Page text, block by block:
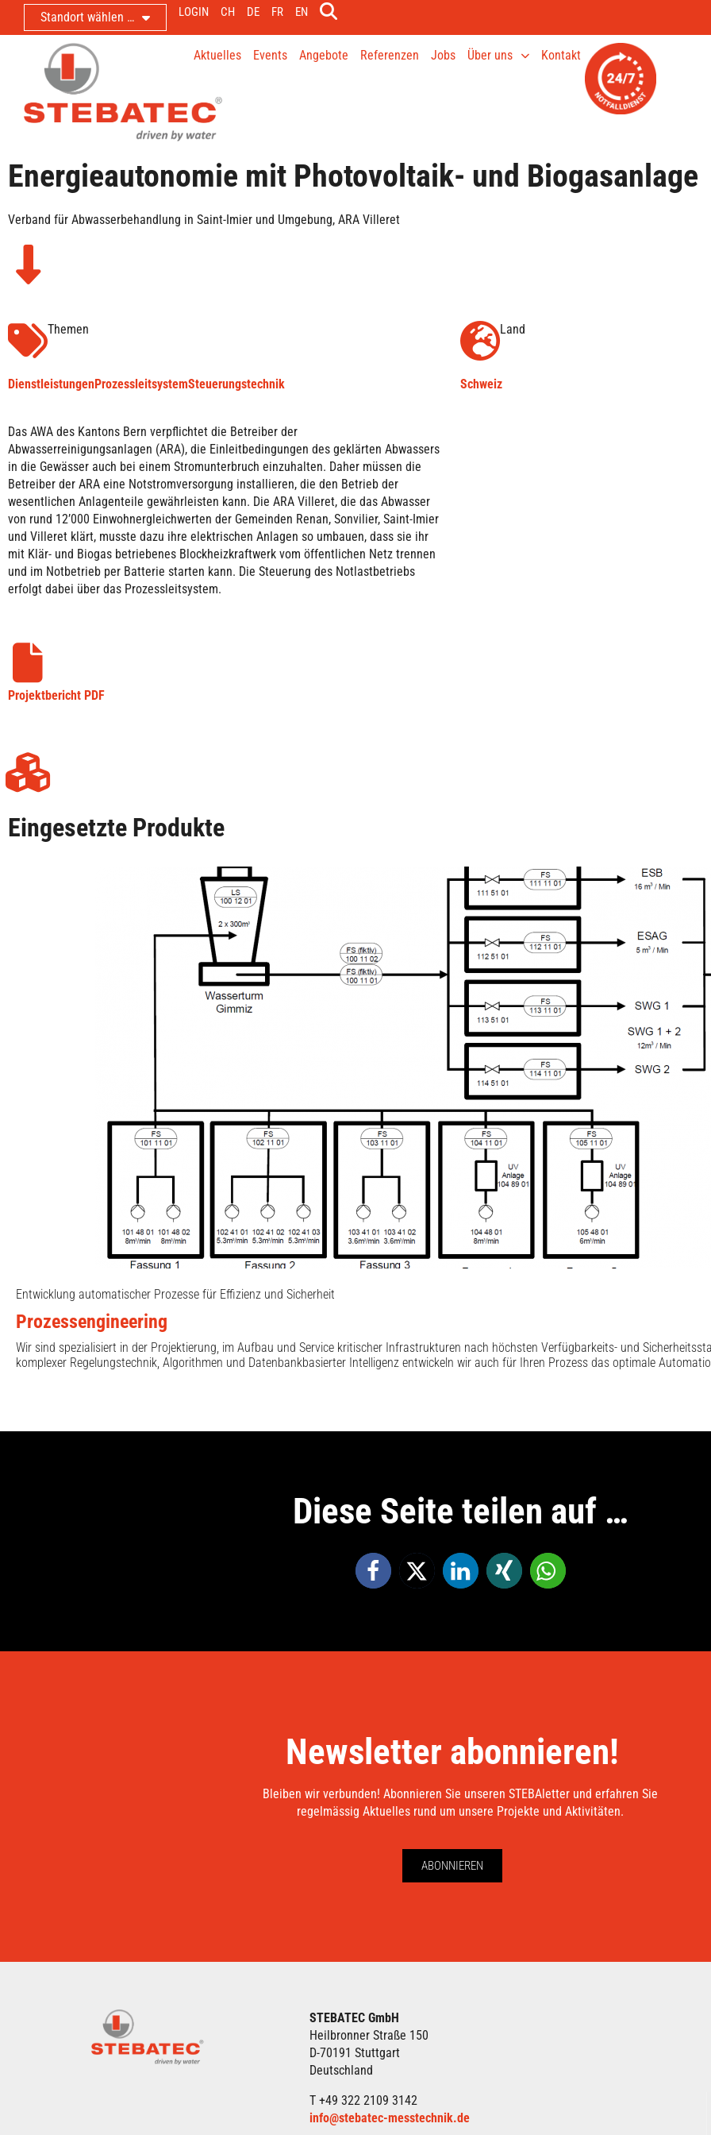
Standort wählen … LOGIN CH DE FR EN
Aktuelles Events Angebote Referenzen Jobs Über uns Kontakt
Energieautonomie mit Photovoltaik- und Biogasanlage
Verband für Abwasserbehandlung in Saint-Imier und Umgebung, ARA Villeret
Themen
DienstleistungenProzessleitsystemSteuerungstechnik
Land
Schweiz
Das AWA des Kantons Bern verpflichtet die Betreiber der
Abwasserreinigungsanlagen (ARA), die Einleitbedingungen des geklärten Abwassers
in die Gewässer auch bei einem Stromunterbruch einzuhalten. Daher müssen die
Betreiber der ARA eine Notstromversorgung installieren, die den Betrieb der
wesentlichen Anlagenteile gewährleisten kann. Die ARA Villeret, die das Abwasser
von rund 12’000 Einwohnergleichwerten der Gemeinden Renan, Sonvilier, Saint-Imier
und Villeret klärt, musste dazu ihre elektrischen Anlagen so umbauen, dass sie ihr
mit Klär- und Biogas betriebenes Blockheizkraftwerk vom öffentlichen Netz trennen
und im Notbetrieb per Batterie starten kann. Die Steuerung des Notlastbetriebs
erfolgt dabei über das Prozessleitsystem.
Projektbericht PDF
Eingesetzte Produkte
Entwicklung automatischer Prozesse für Effizienz und Sicherheit
Prozessengineering
Wir sind spezialisiert in der Projektierung, im Aufbau und Service kritischer Infrastrukturen nach höchsten Verfügbarkeits- und
komplexer Regelungstechnik, Algorithmen und Datenbankbasierter Intelligenz entwickeln wir auch für Ihren Prozess das optimale
Diese Seite teilen auf …
Newsletter abonnieren!
Bleiben wir verbunden! Abonnieren Sie unseren STEBAletter und erfahren Sie
regelmässig Aktuelles rund um unsere Projekte und Aktivitäten.
ABONNIEREN
STEBATEC GmbH
Heilbronner Straße 150
D-70191 Stuttgart
Deutschland
T +49 322 2109 3142
info@stebatec-messtechnik.de